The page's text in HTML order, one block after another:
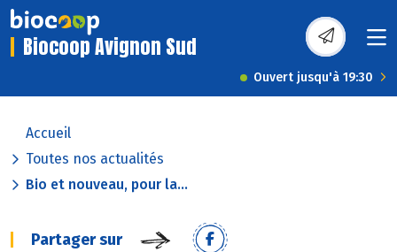
Biocoop Avignon Sud
Ouvert jusqu'à 19:30
Accueil
Toutes nos actualités
Bio et nouveau, pour la...
Partager sur